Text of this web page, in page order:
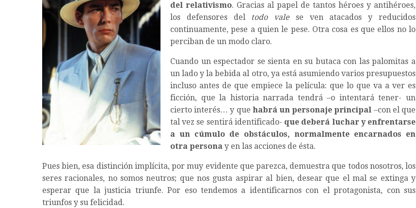
del relativismo. Gracias al papel de tantos héroes y antihéroes,
los defensores del todo valese ven atacados y reducidos
continuamente, pese a quien le pese. Otra cosa es que ellos no lo
perciban de un modo claro.
Cuando un espectador se sienta en su butaca con las palomitas a
un lado y la bebida al otro, ya está asumiendo varios presupuestos
incluso antes de que empiece la película: que lo que va a ver es
ficción, que la historia narrada tendrá –o intentará tener- un
cierto interés… y que habrá un personaje principal –con el que
tal vez se sentirá identificado- que deberá luchar y enfrentarse
a un cúmulo de obstáculos, normalmente encarnados en
otra persona y en las acciones de ésta.
Pues bien, esa distinción implícita, por muy evidente que parezca, demuestra que todos nosotros, los
seres racionales, no somos neutros; que nos gusta aspirar al bien, desear que el mal se extinga y
esperar que la justicia triunfe. Por eso tendemos a identificarnos con el protagonista, con sus
triunfos y su felicidad.